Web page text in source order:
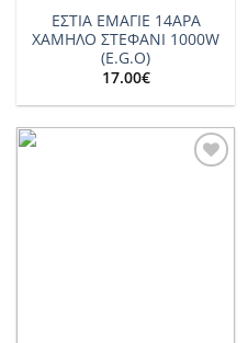
ΕΣΤΙΑ ΕΜΑΓΙΕ 14ΑΡΑ
ΧΑΜΗΛΟ ΣΤΕΦΑΝΙ 1000W
(E.G.O)
17.00€